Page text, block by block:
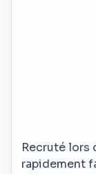
Recruté lors
rapidement